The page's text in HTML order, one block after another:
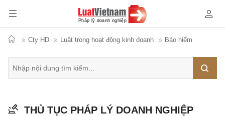
Cty HD Luật trong hoạt động kinh doanh Bảo hiểm
THỦ TỤC PHÁP LÝ DOANH NGHIỆP